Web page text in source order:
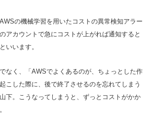
の機械学習を用いたコストの異常検知アラー
アカウントで急にコストが上がれば通知すると
いいます。
なく、「AWSでよくあるのが、ちょっとした作
こした際に、後で終了させるのを忘れてしまう
下。こうなってしまうと、ずっとコストがかか